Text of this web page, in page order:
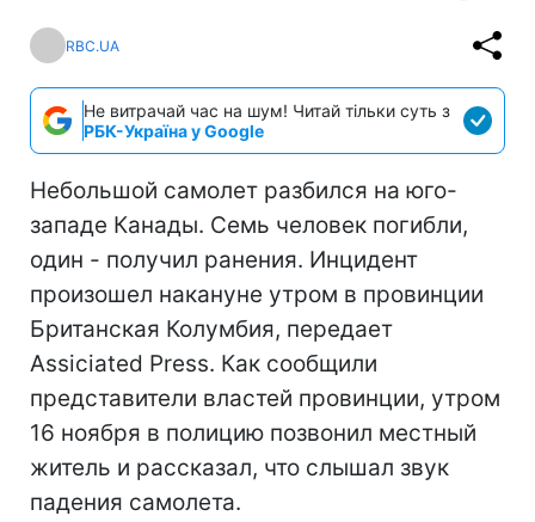
RBC.UA
Не витрачай час на шум! Читай тільки суть з
РБК-Україна у Google
Небольшой самолет разбился на юго-
западе Канады. Семь человек погибли,
один - получил ранения. Инцидент
произошел накануне утром в провинции
Британская Колумбия, передает
Assiciated Press. Как сообщили
представители властей провинции, утром
16 ноября в полицию позвонил местный
житель и рассказал, что слышал звук
падения самолета.